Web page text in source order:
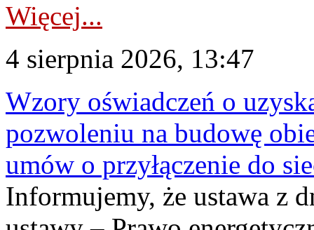
Więcej...
4 sierpnia 2026, 13:47
Wzory oświadczeń o
pozwoleniu na budowę
umów o przyłączenie do
Informujemy, że ustawa z